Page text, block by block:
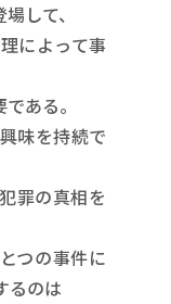
して、
によって事
ある。
味を持続で
罪の真相を
つの事件に
るのは